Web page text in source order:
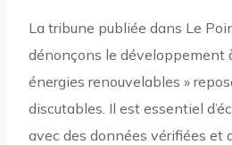
La tribune publiée dans Le
dénonçons le développement
énergies renouvelables »
discutables. Il est essentiel
avec des données vérifiées et